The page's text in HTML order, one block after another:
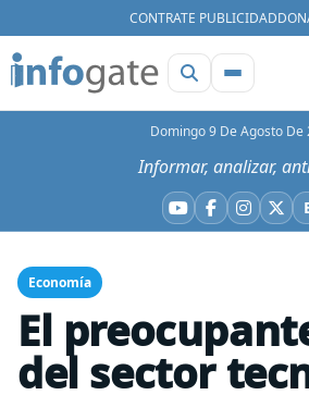
CONTRATE PUBLICIDAD
Domingo 9 De Agosto De
Informar, analizar,
YouTube
Facebook
X
Economía
El
del sector